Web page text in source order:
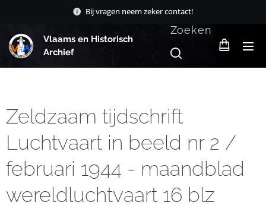
Bij vragen neem zeker contact!
Vlaams en Historisch
Archief
Zoeken
Zeldzaam tijdschrift
Luchtvaart in beeld nr 2 /
februari 1944 - maandblad
wereldluchtvaart 16 blz